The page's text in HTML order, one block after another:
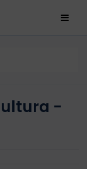
-